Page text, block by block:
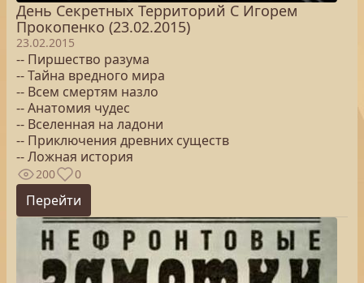
День Секретных Территорий С Игорем
Прокопенко (23.02.2015)
23.02.2015
-- Пиршество разума
-- Тайна вредного мира
-- Всем смертям назло
-- Анатомия чудес
-- Вселенная на ладони
-- Приключения древних существ
-- Ложная история
200 0
Перейти